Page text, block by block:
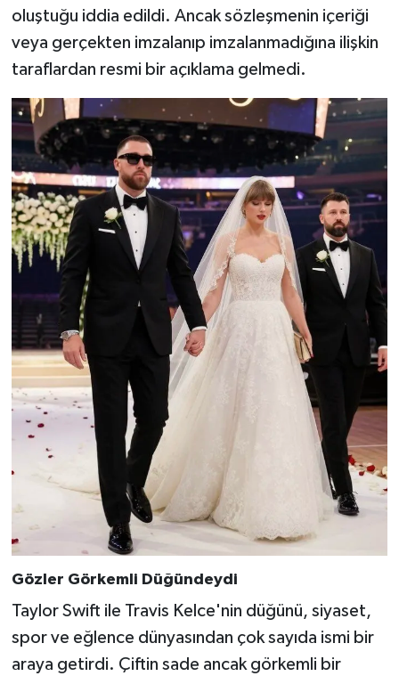
oluştuğu iddia edildi. Ancak sözleşmenin içeriği
veya gerçekten imzalanıp imzalanmadığına ilişkin
taraflardan resmi bir açıklama gelmedi.
Gözler Görkemli Düğündeydi
Taylor Swift ile Travis Kelce'nin düğünü, siyaset,
spor ve eğlence dünyasından çok sayıda ismi bir
araya getirdi. Çiftin sade ancak görkemli bir